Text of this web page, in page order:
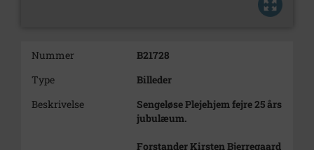
Nummer
B21728
Type
Billeder
Beskrivelse
Sengeløse Plejehjem fejre 25 års
jubulæum.
Forstander Kirsten Bjerregaard